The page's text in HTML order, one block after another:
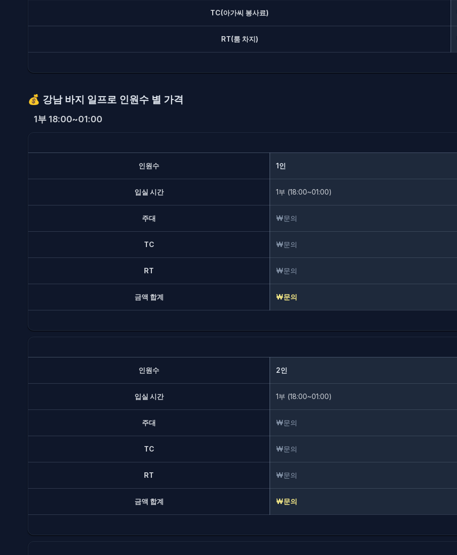
TC(아가씨 봉사료)
RT(룸 차지)
💰 강남 바지 일프로 인원수 별 가격
1부 18:00~01:00
인원수 1인
입실 시간 1부 (18:00~01:00)
주대 ₩문의
TC ₩문의
RT ₩문의
금액 합계 ₩문의
인원수 2인
입실 시간 1부 (18:00~01:00)
주대 ₩문의
TC ₩문의
RT ₩문의
금액 합계 ₩문의